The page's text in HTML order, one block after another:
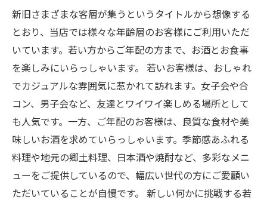
新旧さまざまな客層が集うというタイトルから想像する
とおり、当店では様々な年齢層のお客様にご利用いただ
いています。若い方からご年配の方まで、お酒とお食事
を楽しみにいらっしゃいます。 若いお客様は、おしゃれ
でカジュアルな雰囲気に惹かれて訪れます。女子会や合
コン、男子会など、友達とワイワイ楽しめる場所として
も人気です。一方、ご年配のお客様は、良質な食材や美
味しいお酒を求めていらっしゃいます。季節感あふれる
料理や地元の郷土料理、日本酒や焼酎など、多彩なメニ
ューをご提供しているので、幅広い世代の方にご愛顧い
ただいていることが自慢です。 新しい何かに挑戦する若